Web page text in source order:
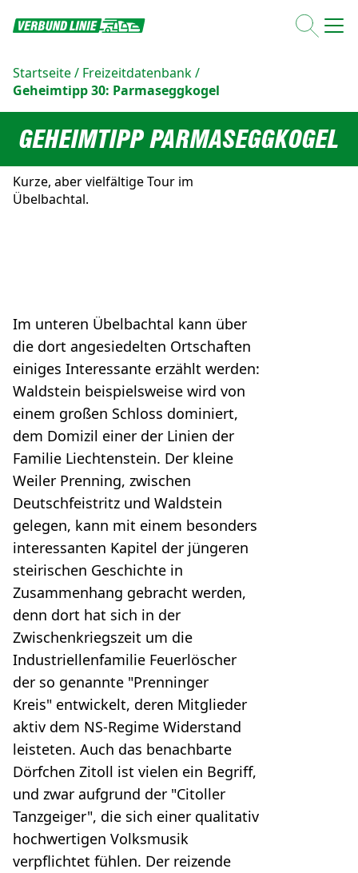
Startseite/ Freizeitdatenbank/
Geheimtipp 30: Parmaseggkogel
GEHEIMTIPP PARMASEGGKOGEL
Kurze, aber vielfältige Tour im
Übelbachtal.
Im unteren Übelbachtal kann über
die dort angesiedelten Ortschaften
einiges Interessante erzählt werden:
Waldstein beispielsweise wird von
einem großen Schloss dominiert,
dem Domizil einer der Linien der
Familie Liechtenstein. Der kleine
Weiler Prenning, zwischen
Deutschfeistritz und Waldstein
gelegen, kann mit einem besonders
interessanten Kapitel der jüngeren
steirischen Geschichte in
Zusammenhang gebracht werden,
denn dort hat sich in der
Zwischenkriegszeit um die
Industriellenfamilie Feuerlöscher
der so genannte "Prenninger
Kreis" entwickelt, deren Mitglieder
aktiv dem NS-Regime Widerstand
leisteten. Auch das benachbarte
Dörfchen Zitoll ist vielen ein Begriff,
und zwar aufgrund der "Citoller
Tanzgeiger", die sich einer qualitativ
hochwertigen Volksmusik
verpflichtet fühlen. Der reizende